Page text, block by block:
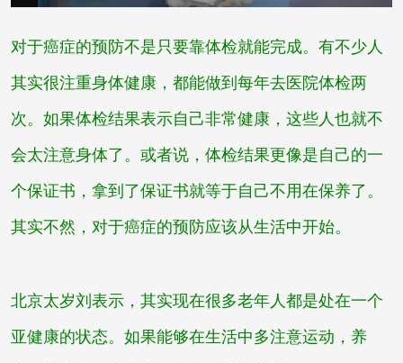
对于癌症的预防不是只要靠体检就能完成。有不少人
其实很注重身体健康，都能做到每年去医院体检两
次。如果体检结果表示自己非常健康，这些人也就不
会太注意身体了。或者说，体检结果更像是自己的一
个保证书，拿到了保证书就等于自己不用在保养了。
其实不然，对于癌症的预防应该从生活中开始。
北京太岁刘 表示，其实现在很多老年人都是处在一个
亚健康的状态。如果能够在生活中多注意运动，养